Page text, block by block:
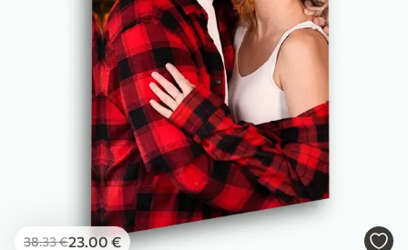
38.33€23 .00€